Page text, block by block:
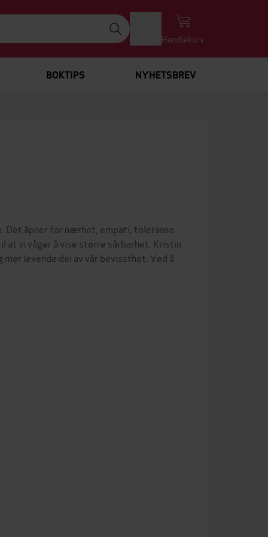
Handlekurv
BOKTIPS NYHETSBREV
Det åpner for nærhet, empati, toleranse
at vi våger å vise større sårbarhet. Kristin
levende del av vår bevissthet. Ved å